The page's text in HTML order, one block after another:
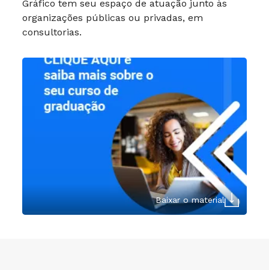
Gráfico tem seu espaço de atuação junto às
organizações públicas ou privadas, em
consultorias.
Baixar o material